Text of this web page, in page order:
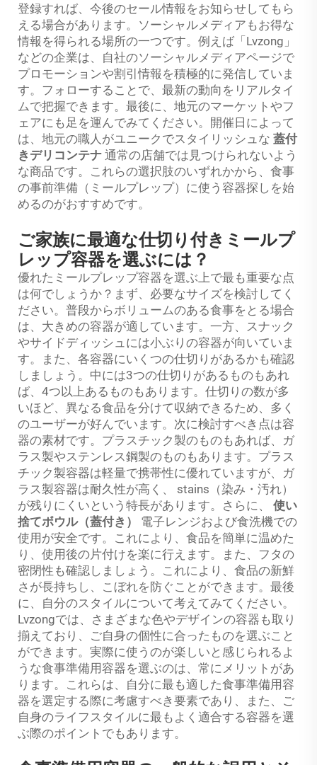
登録すれば、今後のセール情報をお知らせしてもら
える場合があります。ソーシャルメディアもお得な
情報を得られる場所の一つです。例えば「Lvzong」
などの企業は、自社のソーシャルメディアページで
プロモーションや割引情報を積極的に発信していま
す。フォローすることで、最新の動向をリアルタイ
ムで把握できます。最後に、地元のマーケットやフ
ェアにも足を運んでみてください。開催日によって
は、地元の職人がユニークでスタイリッシュな 蓋付
きデリコンテナ 通常の店舗では見つけられないよう
な商品です。これらの選択肢のいずれかから、食事
の事前準備（ミールプレップ）に使う容器探しを始
めるのがおすすめです。
ご家族に最適な仕切り付きミールプ
レップ容器を選ぶには？
優れたミールプレップ容器を選ぶ上で最も重要な点
は何でしょうか？まず、必要なサイズを検討してく
ださい。普段からボリュームのある食事をとる場合
は、大きめの容器が適しています。一方、スナック
やサイドディッシュには小ぶりの容器が向いていま
す。また、各容器にいくつの仕切りがあるかも確認
しましょう。中には3つの仕切りがあるものもあれ
ば、4つ以上あるものもあります。仕切りの数が多
いほど、異なる食品を分けて収納できるため、多く
のユーザーが好んでいます。次に検討すべき点は容
器の素材です。プラスチック製のものもあれば、ガ
ラス製やステンレス鋼製のものもあります。プラス
チック製容器は軽量で携帯性に優れていますが、ガ
ラス製容器は耐久性が高く、 stains（染み・汚れ）
が残りにくいという特長があります。さらに、 使い
捨てボウル（蓋付き） 電子レンジおよび食洗機での
使用が安全です。これにより、食品を簡単に温めた
り、使用後の片付けを楽に行えます。また、フタの
密閉性も確認しましょう。これにより、食品の新鮮
さが長持ちし、こぼれを防ぐことができます。最後
に、自分のスタイルについて考えてみてください。
Lvzongでは、さまざまな色やデザインの容器も取り
揃えており、ご自身の個性に合ったものを選ぶこと
ができます。実際に使うのが楽しいと感じられるよ
うな食事準備用容器を選ぶのは、常にメリットがあ
ります。これらは、自分に最も適した食事準備用容
器を選定する際に考慮すべき要素であり、また、ご
自身のライフスタイルに最もよく適合する容器を選
ぶ際のポイントでもあります。